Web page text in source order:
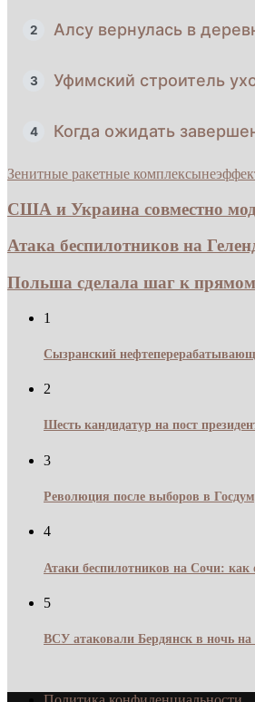
2 Алсу вернулась в
3 Уфимский строитель
4 Когда ожидать
Зенитные ракетные комплексы
США и Украина совместно
Атака беспилотников на
Польша сделала шаг к
1
Сызранский
2
Шесть кандидатур на пост
3
Революция после выборов в
4
Атаки беспилотников на Сочи: как
5
ВСУ атаковали Бердянск в ночь